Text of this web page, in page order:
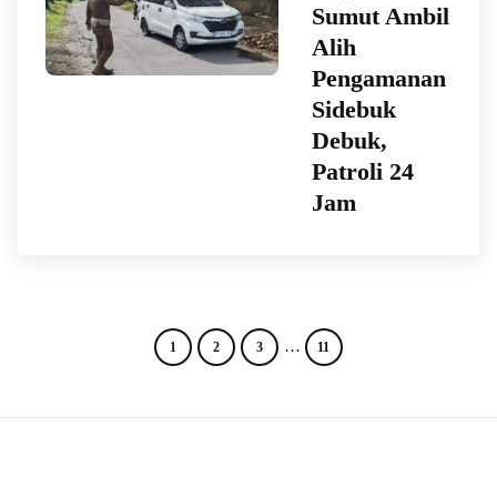
Sumut Ambil
Alih
Pengamanan
Sidebuk
Debuk,
Patroli 24
Jam
1 2 3 … 11